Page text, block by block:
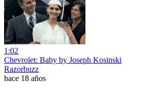
1:02
Chevrolet: Baby by Joseph Kosinski
Razorbuzz
hace 18 años